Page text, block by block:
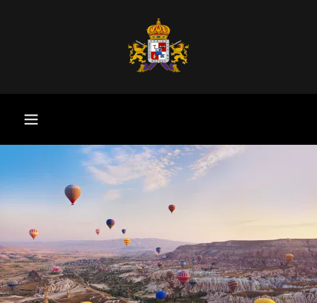
Semillas
Las Sirenas
Thalio Fitness
FANS de
Thalia